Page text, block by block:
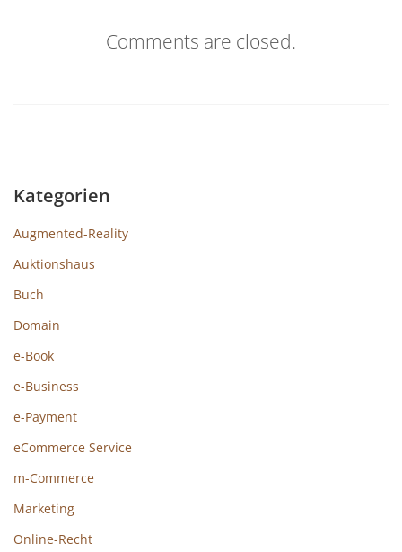
Comments are closed.
Kategorien
Augmented-Reality
Auktionshaus
Buch
Domain
e-Book
e-Business
e-Payment
eCommerce Service
m-Commerce
Marketing
Online-Recht